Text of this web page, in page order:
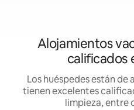
Alojamientos
calificados
Los huéspedes están de
tienen excelentes
limpieza, entre